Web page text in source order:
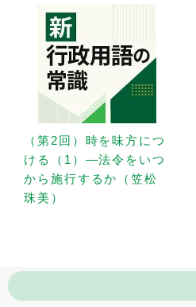
（第2回）時を味方につ
ける（1）—法令をいつ
から施行するか（笠松
珠美）